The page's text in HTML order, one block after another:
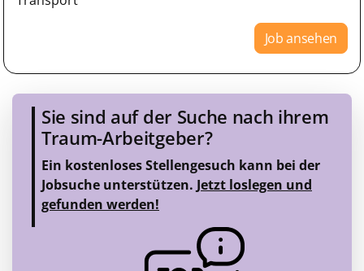
Job ansehen
Sie sind auf der Suche nach ihrem
Traum-Arbeitgeber?
Ein kostenloses Stellengesuch kann bei der
Jobsuche unterstützen. Jetzt loslegen und
gefunden werden!